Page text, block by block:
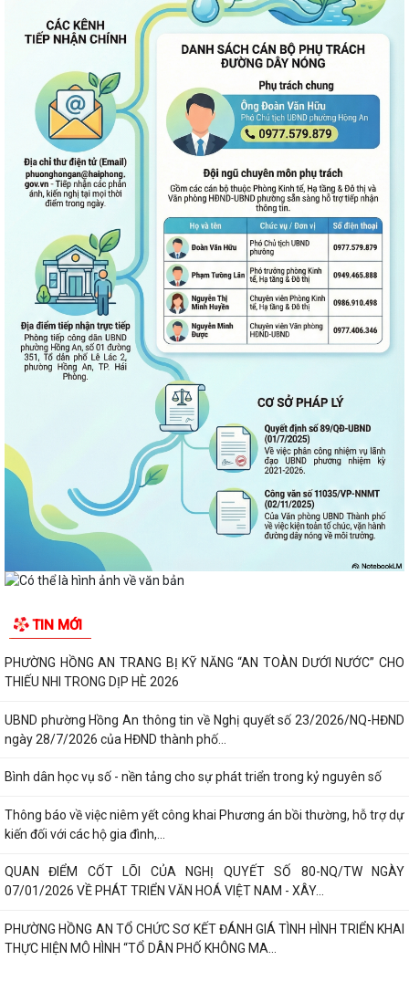
TIN MỚI
PHƯỜNG HỒNG AN TRANG BỊ KỸ NĂNG “AN TOÀN DƯỚI NƯỚC” CHO
THIẾU NHI TRONG DỊP HÈ 2026
UBND phường Hồng An thông tin về Nghị quyết số 23/2026/NQ-HĐND
ngày 28/7/2026 của HĐND thành phố...
Bình dân học vụ số - nền tảng cho sự phát triển trong kỷ nguyên số
Thông báo về việc niêm yết công khai Phương án bồi thường, hỗ trợ dự
kiến đối với các hộ gia đình,...
QUAN ĐIỂM CỐT LÕI CỦA NGHỊ QUYẾT SỐ 80-NQ/TW NGÀY
07/01/2026 VỀ PHÁT TRIỂN VĂN HOÁ VIỆT NAM - XÂY...
PHƯỜNG HỒNG AN TỔ CHỨC SƠ KẾT ĐÁNH GIÁ TÌNH HÌNH TRIỂN KHAI
THỰC HIỆN MÔ HÌNH “TỔ DÂN PHỐ KHÔNG MA...